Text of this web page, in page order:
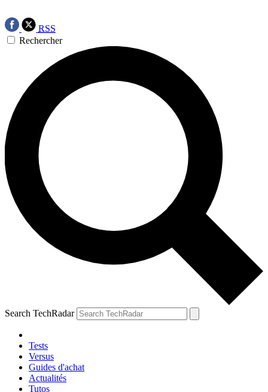
RSS
Rechercher
Search TechRadar
Tests
Versus
Guides d'achat
Actualités
Tutos